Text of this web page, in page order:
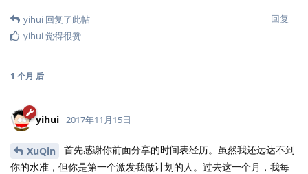
回复
yihui 回复了此帖
yihui觉得很赞
1 个月 后
yihui 2017年11月15日
XuQin
首先感谢你前面分享的时间表经历。虽然我还远达不到
你的水准，但你是第一个激发我做计划的人。过去这一个月，我每